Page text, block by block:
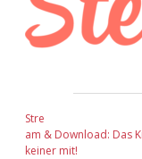
Stre
am & Download: Das
keiner mit!